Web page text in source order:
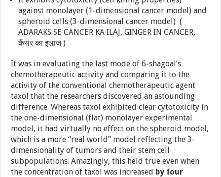
against monolayer (1-dimensional cancer model) and
spheroid cells (3-dimensional cancer model) (
ADARAKS SE CANCER KA ILAJ, GINGER IN CANCER,
कैंसर का इलाज )
It was in evaluating the last mode of 6-shagoal’s
chemotherapeutic activity and comparing it to the
activity of the conventional chemotherapeutic agent
taxol that the researchers discovered an astounding
difference. Whereas taxol exhibited clear cytotoxicity in
the one-dimensional (flat) monolayer experimental
model, it had virtually no effect on the spheroid model,
which is a more “real world” model reflecting the 3-
dimensionality of tumors and their stem cell
subpopulations. Amazingly, this held true even when
the concentration of taxol was increased by four